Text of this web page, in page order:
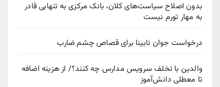
بدون اصلاح سیاست‌های کلان، بانک مرکزی به تنهایی قادر
به مهار تورم نیست
درخواست جوان نابینا برای قصاص چشم ضارب
والدین با تخلف سرویس مدارس چه کنند؟/ از هزینه اضافه
تا معطلی دانش‌آموز